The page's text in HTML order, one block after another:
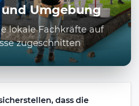
und Umgebung
lokale Fachkräfte auf
zugeschnitten
dass die